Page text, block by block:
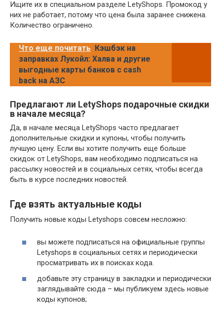
Ищите их в специальном разделе LetyShops. Промокод у
них не работает, потому что цена была заранее снижена.
Количество ограничено.
Что еще почитать Кэшбэк на
заправках Лукойл: Халва и другие
выгодные карты банков с cash
back на АЗС
Предлагают ли LetyShops подарочные скидки
в начале месяца?
Да, в начале месяца LetyShops часто предлагает
дополнительные скидки и купоны, чтобы получить
лучшую цену. Если вы хотите получить еще больше
скидок от LetyShops, вам необходимо подписаться на
рассылку новостей и в социальных сетях, чтобы всегда
быть в курсе последних новостей.
Где взять актуальные коды
Получить новые коды Letyshops совсем несложно:
вы можете подписаться на официальные группы
Letyshops в социальных сетях и периодически
просматривать их в поисках кода.
добавьте эту страницу в закладки и периодически
заглядывайте сюда – мы публикуем здесь новые
коды купонов;